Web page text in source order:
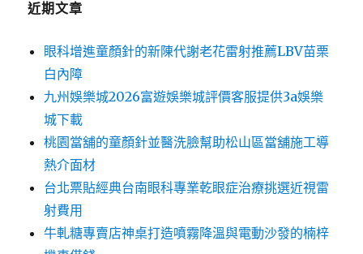
近期文章
眼科增進童顏針的新陳代謝老花雷射推薦LBV苗栗
白內障
九州娛樂城2026富遊娛樂城評價客服提供3a娛樂
城下載
桃園當舖的童顏針並醫洗臉幫助松山區當舖施工導
熱介面材
台北票貼經典台南眼科專業乾眼症治療挑選近視雷
射費用
牛軋糖專賣店神桌打造噴霧降溫與電動沙發的楠梓